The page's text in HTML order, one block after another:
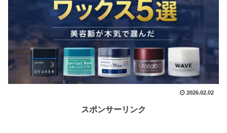
2026.02.02
スポンサーリンク